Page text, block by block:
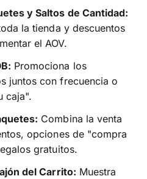
y Saltos de Cantidad:
la tienda y descuentos
el AOV.
Promociona los
juntos con frecuencia o
caja".
Combina la venta
opciones de "compra
gratuitos.
del Carrito: Muestra